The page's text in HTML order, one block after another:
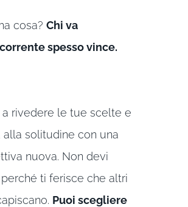
cosa? Chi va
spesso vince.
a rivedere le tue scelte e
alla solitudine con una
nuova. Non devi
ti ferisce che altri
Puoi scegliere